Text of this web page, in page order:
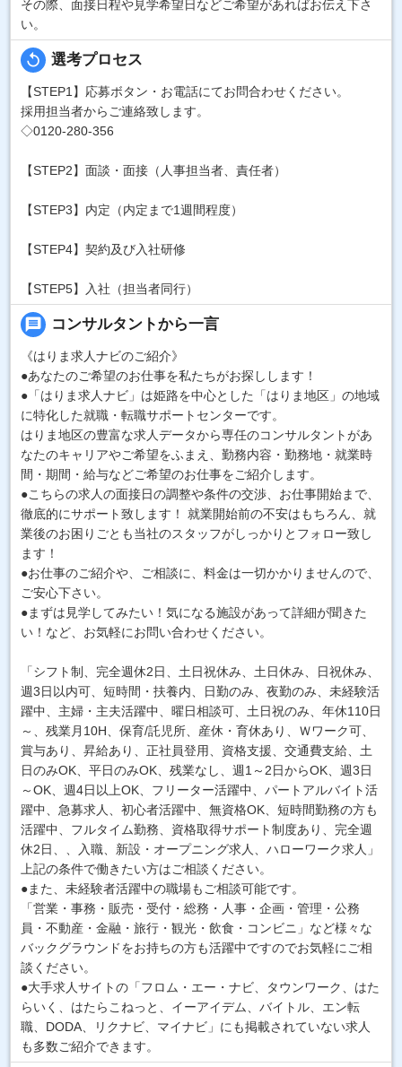
その際、面接日程や見学希望日などご希望があればお伝え下さ
い。
replay 選考プロセス
【STEP1】応募ボタン・お電話にてお問合わせください。
採用担当者からご連絡致します。
◇0120-280-356
【STEP2】面談・面接（人事担当者、責任者）
【STEP3】内定（内定まで1週間程度）
【STEP4】契約及び入社研修
【STEP5】入社（担当者同行）
message コンサルタントから一言
《はりま求人ナビのご紹介》
●あなたのご希望のお仕事を私たちがお探しします！
●「はりま求人ナビ」は姫路を中心とした「はりま地区」の地域
に特化した就職・転職サポートセンターです。
はりま地区の豊富な求人データから専任のコンサルタントがあ
なたのキャリアやご希望をふまえ、勤務内容・勤務地・就業時
間・期間・給与などご希望のお仕事をご紹介します。
●こちらの求人の面接日の調整や条件の交渉、お仕事開始まで、
徹底的にサポート致します！ 就業開始前の不安はもちろん、就
業後のお困りごとも当社のスタッフがしっかりとフォロー致し
ます！
●お仕事のご紹介や、ご相談に、料金は一切かかりませんので、
ご安心下さい。
●まずは見学してみたい！気になる施設があって詳細が聞きた
い！など、お気軽にお問い合わせください。
「シフト制、完全週休2日、土日祝休み、土日休み、日祝休み、
週3日以内可、短時間・扶養内、日勤のみ、夜勤のみ、未経験活
躍中、主婦・主夫活躍中、曜日相談可、土日祝のみ、年休110日
～、残業月10H、保育/託児所、産休・育休あり、Ｗワーク可、
賞与あり、昇給あり、正社員登用、資格支援、交通費支給、土
日のみOK、平日のみOK、残業なし、週1～2日からOK、週3日
～OK、週4日以上OK、フリーター活躍中、パートアルバイト活
躍中、急募求人、初心者活躍中、無資格OK、短時間勤務の方も
活躍中、フルタイム勤務、資格取得サポート制度あり、完全週
休2日、、入職、新設・オープニング求人、ハローワーク求人」
上記の条件で働きたい方はご相談ください。
●また、未経験者活躍中の職場もご相談可能です。
「営業・事務・販売・受付・総務・人事・企画・管理・公務
員・不動産・金融・旅行・観光・飲食・コンビニ」など様々な
バックグラウンドをお持ちの方も活躍中ですのでお気軽にご相
談ください。
●大手求人サイトの「フロム・エー・ナビ、タウンワーク、はた
らいく、はたらこねっと、イーアイデム、バイトル、エン転
職、DODA、リクナビ、マイナビ」にも掲載されていない求人
も多数ご紹介できます。